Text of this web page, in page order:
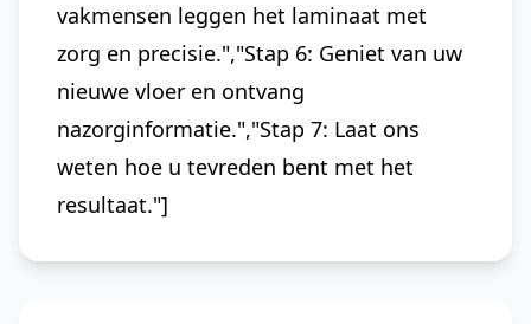
vakmensen leggen het laminaat met
zorg en precisie.","Stap 6: Geniet van uw
nieuwe vloer en ontvang
nazorginformatie.","Stap 7: Laat ons
weten hoe u tevreden bent met het
resultaat."]